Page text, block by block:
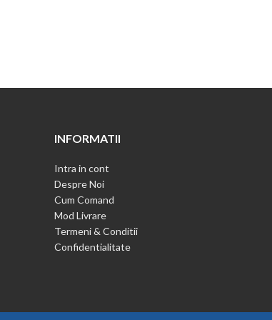
INFORMATII
Intra in cont
Despre Noi
Cum Comand
Mod Livrare
Termeni & Conditii
Confidentialitate